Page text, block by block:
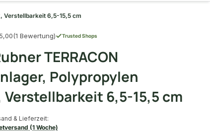
Verstellbarkeit 6,5-15,5 cm
(1 Bewertung) Trusted Shops
TERRACON
Polypropylen
Verstellbarkeit 6,5-15,5 cm
& Lieferzeit:
(1 Woche)